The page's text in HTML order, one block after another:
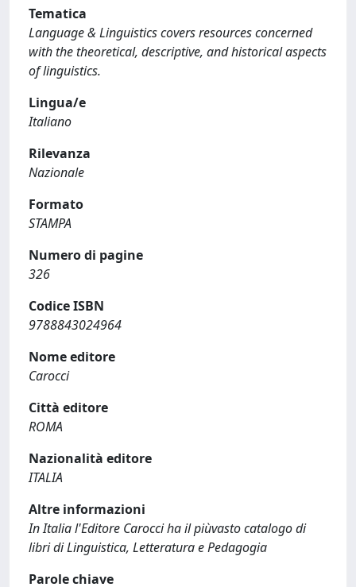
Tematica
Language & Linguistics covers resources concerned
with the theoretical, descriptive, and historical aspects
of linguistics.
Lingua/e
Italiano
Rilevanza
Nazionale
Formato
STAMPA
Numero di pagine
326
Codice ISBN
9788843024964
Nome editore
Carocci
Città editore
ROMA
Nazionalità editore
ITALIA
Altre informazioni
In Italia l'Editore Carocci ha il piùvasto catalogo di
libri di Linguistica, Letteratura e Pedagogia
Parole chiave